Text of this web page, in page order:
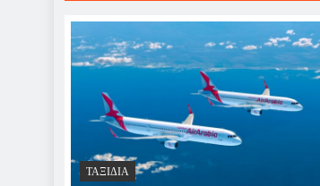
ΤΑΞΊΔΙΑ